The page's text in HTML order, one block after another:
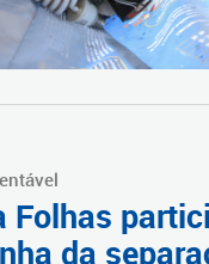
Folhas
da